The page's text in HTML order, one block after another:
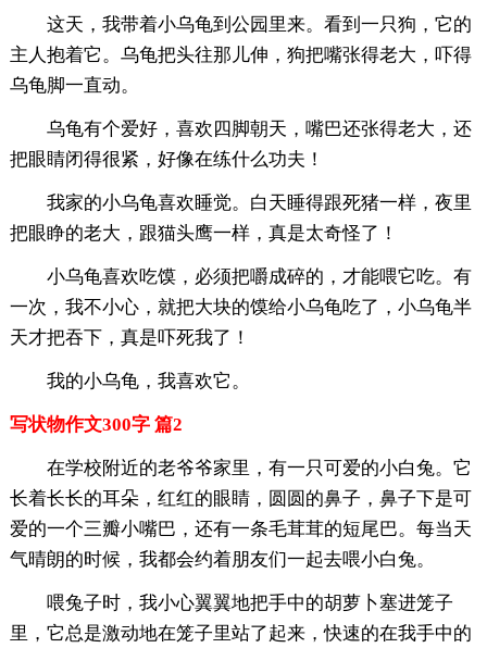
这天，我带着小乌龟到公园里来。看到一只狗，它的
主人抱着它。乌龟把头往那儿伸，狗把嘴张得老大，吓得
乌龟脚一直动。
乌龟有个爱好，喜欢四脚朝天，嘴巴还张得老大，还
把眼睛闭得很紧，好像在练什么功夫！
我家的小乌龟喜欢睡觉。白天睡得跟死猪一样，夜里
把眼睁的老大，跟猫头鹰一样，真是太奇怪了！
小乌龟喜欢吃馍，必须把嚼成碎的，才能喂它吃。有
一次，我不小心，就把大块的馍给小乌龟吃了，小乌龟半
天才把吞下，真是吓死我了！
我的小乌龟，我喜欢它。
写状物作文300字 篇2
在学校附近的老爷爷家里，有一只可爱的小白兔。它
长着长长的耳朵，红红的眼睛，圆圆的鼻子，鼻子下是可
爱的一个三瓣小嘴巴，还有一条毛茸茸的短尾巴。每当天
气晴朗的时候，我都会约着朋友们一起去喂小白兔。
喂兔子时，我小心翼翼地把手中的胡萝卜塞进笼子
里，它总是激动地在笼子里站了起来，快速的在我手中的